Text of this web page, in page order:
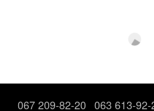
067 209-82-20 063 613-92-